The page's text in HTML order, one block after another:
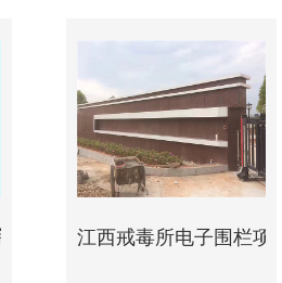
电子围栏项目江西戒毒所电子围栏项